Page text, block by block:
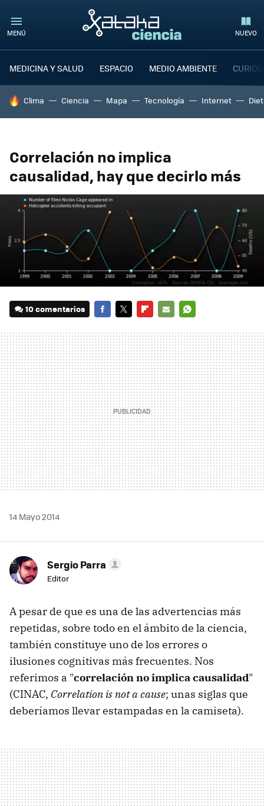
MENÚ NUEVO
MEDICINA Y SALUD ESPACIO MEDIO AMBIENTE
HOY SE HABLA DE
Clima Ciencia Mapa Tecnología Internet
Correlación no implica
causalidad, hay que decirlo más
10 comentarios
MAIL
14 Mayo 2014
Sergio Parra
Editor
A pesar de que es una de las advertencias más
repetidas, sobre todo en el ámbito de la ciencia,
también constituye uno de los errores o
ilusiones cognitivas más frecuentes. Nos
referimos a "correlación no implica causalidad"
(CINAC, Correlation is not a cause; unas siglas que
deberíamos llevar estampadas en la camiseta).